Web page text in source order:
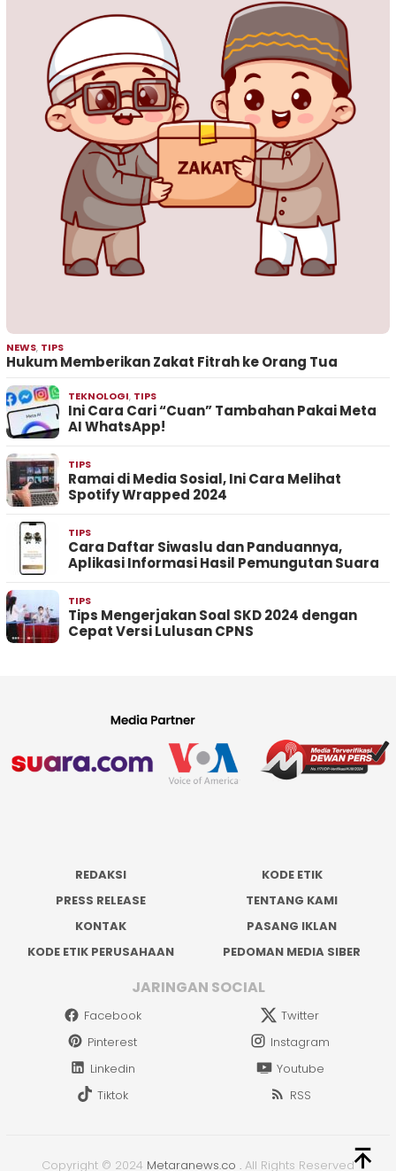
NEWS, TIPS
Hukum Memberikan Zakat Fitrah ke Orang Tua
TEKNOLOGI, TIPS
Ini Cara Cari “Cuan” Tambahan Pakai Meta
AI WhatsApp!
TIPS
Ramai di Media Sosial, Ini Cara Melihat
Spotify Wrapped 2024
TIPS
Cara Daftar Siwaslu dan Panduannya,
Aplikasi Informasi Hasil Pemungutan Suara
TIPS
Tips Mengerjakan Soal SKD 2024 dengan
Cepat Versi Lulusan CPNS
REDAKSI
KODE ETIK
PRESS RELEASE
TENTANG KAMI
KONTAK
PASANG IKLAN
KODE ETIK PERUSAHAAN
PEDOMAN MEDIA SIBER
JARINGAN SOCIAL
Facebook
Twitter
Pinterest
Instagram
Linkedin
Youtube
Tiktok
RSS
Copyright © 2024 Metaranews.co . All Rights Reserved